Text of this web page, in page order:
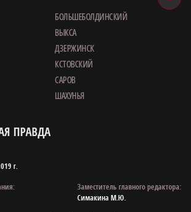
БОЛЬШЕБОЛДИНСКИЙ
ВЫКСА
ДЗЕРЖИНСК
КСТОВСКИЙ
САРОВ
ШАХУНЬЯ
ПРАВДА
г.
Заместитель главного редактора:
Симакина М.Ю.